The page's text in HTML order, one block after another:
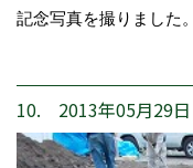
記念写真を撮りました。
10. 2013年05月29日